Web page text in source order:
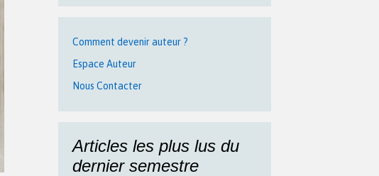
Comment devenir auteur ?
Espace Auteur
Nous Contacter
Articles les plus lus du
dernier semestre